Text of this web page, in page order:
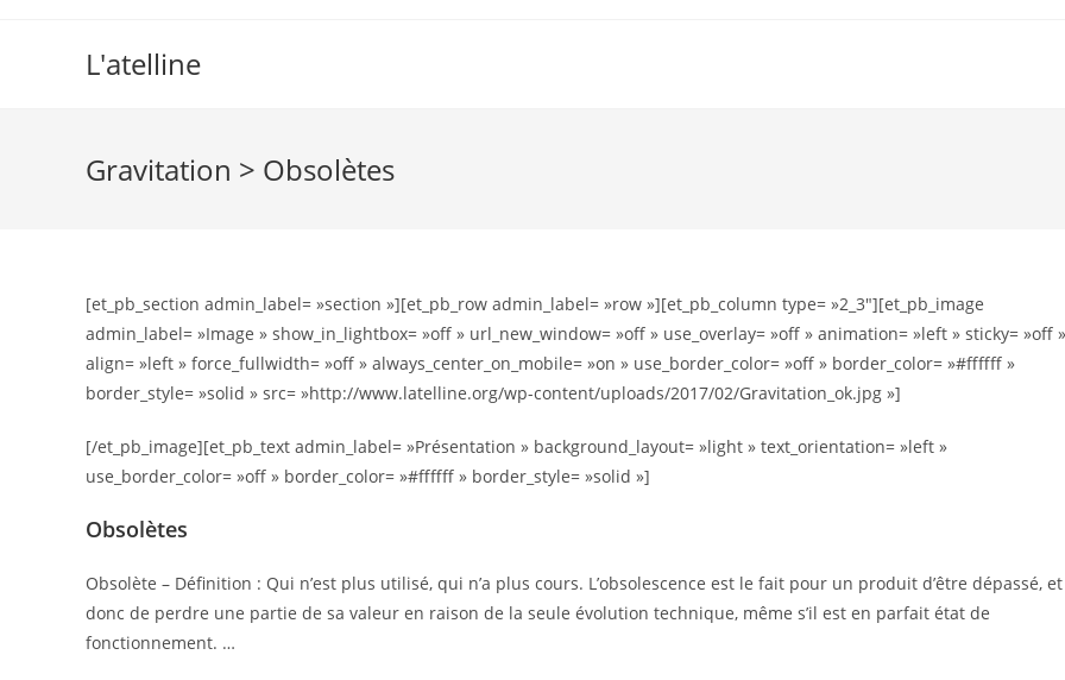
L'atelline
Gravitation > Obsolètes
[et_pb_section admin_label= »section »][et_pb_row admin_label= »row »][et_pb_column type= »2_3″][et_pb_image
admin_label= »Image » show_in_lightbox= »off » url_new_window= »off » use_overlay= »off » animation= »left » sticky= »off »
align= »left » force_fullwidth= »off » always_center_on_mobile= »on » use_border_color= »off » border_color= »#ffffff »
border_style= »solid » src= »http://www.latelline.org/wp-content/uploads/2017/02/Gravitation_ok.jpg »]
[/et_pb_image][et_pb_text admin_label= »Présentation » background_layout= »light » text_orientation= »left »
use_border_color= »off » border_color= »#ffffff » border_style= »solid »]
Obsolètes
Obsolète – Définition : Qui n’est plus utilisé, qui n’a plus cours. L’obsolescence est le fait pour un produit d’être dépassé, et
donc de perdre une partie de sa valeur en raison de la seule évolution technique, même s’il est en parfait état de
fonctionnement. …